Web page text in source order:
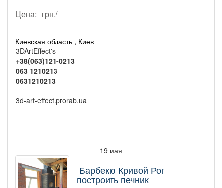
Цена: грн./
Киевская область , Киев
3DArtEffect's
+38(063)121-0213
063 1210213
0631210213
3d-art-effect.prorab.ua
19 мая
Барбекю Кривой Рог
построить печник